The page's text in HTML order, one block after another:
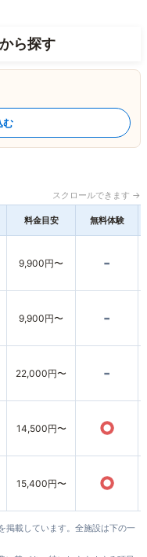
ら探す
む
スクロールできます →
料金目安 無料体験
9,900円〜 -
9,900円〜 -
22,000円〜 -
14,500円〜 ○
15,400円〜 ○
掲載しています。全施設は下の一